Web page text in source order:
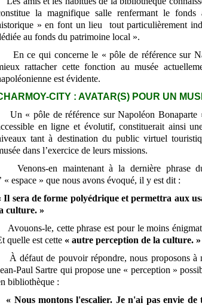
la magnifique salle renfermant le
» en font un lieu tout particulièrement
au fonds du patrimoine local ».
En ce qui concerne le « pôle de référence sur
rattacher cette fonction au musée
est évidente.
CITY : AVATAR(S) POUR UN
Un « pôle de référence sur Napoléon Bonaparte
en ligne et évolutif, constituerait ainsi
tant à destination du public virtuel
dans l’exercice de leurs missions.
Venons-en maintenant à la dernière phrase
« espace » que nous avons évoqué, il y est dit :
Il sera de forme polyédrique et permettra aux
culture. »
Avouons-le, cette phrase est pour le moins
quelle est cette « autre perception de la culture. »
À défaut de pouvoir répondre, nous proposons à
Paul Sartre qui propose une « perception »
bibliothèque :
« Nous montons l'escalier. Je n'ai pas envie